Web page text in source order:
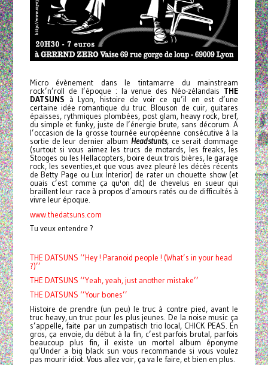
Micro évènement dans le tintamarre du mainstream
rock’n’roll de l’époque : la venue des Néo-zélandais THE
DATSUNS à Lyon, histoire de voir ce qu’il en est d’une
certaine idée romantique du truc. Blouson de cuir, guitares
épaisses, rythmiques plombées, post glam, heavy rock, bref,
du simple et funky, juste de l’énergie brute, sans décorum. A
l’occasion de la grosse tournée européenne consécutive à la
sortie de leur dernier album Headstunts, ce serait dommage
(surtout si vous aimez les trucs de motards, les freaks, les
Stooges ou les Hellacopters, boire deux trois bières, le garage
rock, les seventies,et que vous avez pleuré les décès récents
de Betty Page ou Lux Interior) de rater un chouette show (et
ouais c’est comme ça qu'on dit) de chevelus en sueur qui
braillent leur race à propos d’amours ratés ou de difficultés à
vivre leur époque.
www.thedatsuns.com
Tu veux entendre ?
THE DATSUNS ‘’Hey ! Paranoid people ! (What’s in your head
?)’’
THE DATSUNS ‘’Yeah, yeah, just another mistake’’
THE DATSUNS ‘’Your bones’’
Histoire de prendre (un peu) le truc à contre pied, avant le
truc heavy, un truc pour les plus jeunes. De la noise music ça
s’appelle, faite par un zumpatisch trio local, CHICK PEAS. En
gros, ça envoie, du début à la fin, c’est parfois brutal, parfois
beaucoup plus fin, il existe un mortel album éponyme
qu’Under a big black sun vous recommande si vous voulez
pas mourir idiot. Vous allez voir, ça va le faire, et bien en plus.